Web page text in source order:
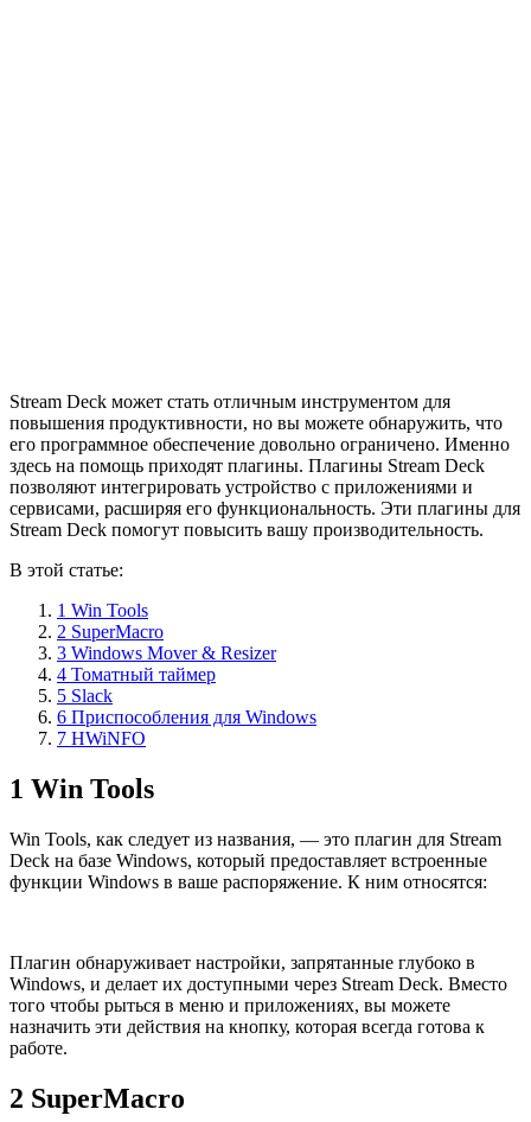
Stream Deck может стать отличным инструментом для
повышения продуктивности, но вы можете обнаружить, что
его программное обеспечение довольно ограничено. Именно
здесь на помощь приходят плагины. Плагины Stream Deck
позволяют интегрировать устройство с приложениями и
сервисами, расширяя его функциональность. Эти плагины для
Stream Deck помогут повысить вашу производительность.
В этой статье:
1 Win Tools
2 SuperMacro
3 Windows Mover & Resizer
4 Томатный таймер
5 Slack
6 Приспособления для Windows
7 HWiNFO
1 Win Tools
Win Tools, как следует из названия, — это плагин для Stream
Deck на базе Windows, который предоставляет встроенные
функции Windows в ваше распоряжение. К ним относятся:
Плагин обнаруживает настройки, запрятанные глубоко в
Windows, и делает их доступными через Stream Deck. Вместо
того чтобы рыться в меню и приложениях, вы можете
назначить эти действия на кнопку, которая всегда готова к
работе.
2 SuperMacro